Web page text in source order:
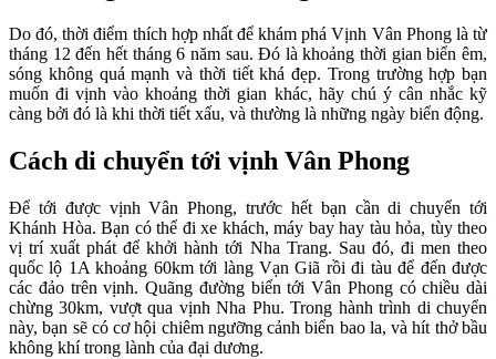
Do đó, thời điểm thích hợp nhất để khám phá Vịnh Vân Phong là từ
tháng 12 đến hết tháng 6 năm sau. Đó là khoảng thời gian biển êm,
sóng không quá mạnh và thời tiết khá đẹp. Trong trường hợp bạn
muốn đi vịnh vào khoảng thời gian khác, hãy chú ý cân nhắc kỹ
càng bởi đó là khi thời tiết xấu, và thường là những ngày biển động.
Cách di chuyển tới vịnh Vân Phong
Để tới được vịnh Vân Phong, trước hết bạn cần di chuyển tới
Khánh Hòa. Bạn có thể đi xe khách, máy bay hay tàu hỏa, tùy theo
vị trí xuất phát để khởi hành tới Nha Trang. Sau đó, đi men theo
quốc lộ 1A khoảng 60km tới làng Vạn Giã rồi đi tàu để đến được
các đảo trên vịnh. Quãng đường biển tới Vân Phong có chiều dài
chừng 30km, vượt qua vịnh Nha Phu. Trong hành trình di chuyển
này, bạn sẽ có cơ hội chiêm ngưỡng cảnh biển bao la, và hít thở bầu
không khí trong lành của đại dương.